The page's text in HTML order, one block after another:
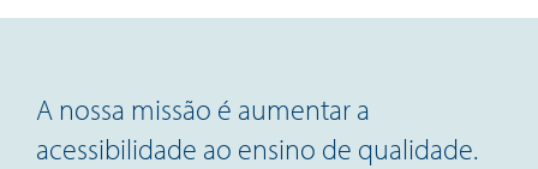
A nossa missão é aumentar a
acessibilidade ao ensino de qualidade.